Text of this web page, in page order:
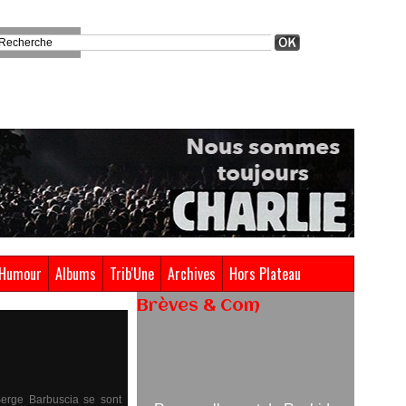
Humour Albums Trib'Une Archives Hors Plateau
Barbuscia se sont
Brèves & Com